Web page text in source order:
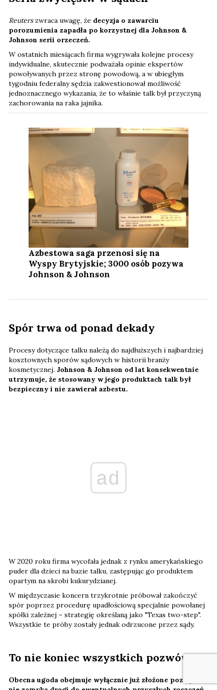
Reuters zwraca uwagę, że decyzja o zawarciu
porozumienia zapadła po korzystnej dla Johnson &
Johnson serii orzeczeń.
W ostatnich miesiącach firma wygrywała kolejne procesy
indywidualne, skutecznie podważała opinie ekspertów
powoływanych przez stronę powodową, a w ubiegłym
tygodniu federalny sędzia zakwestionował możliwość
jednoznacznego wykazania, że to właśnie talk był przyczyną
zachorowania na raka jajnika.
Azbestowa saga przenosi się na
Wyspy Brytyjskie; 3000 osób pozywa
Johnson & Johnson
Spór trwa od ponad dekady
Procesy dotyczące talku należą do najdłuższych i najbardziej
kosztownych sporów sądowych w historii branży
kosmetycznej. Johnson & Johnson od lat konsekwentnie
utrzymuje, że stosowany w jego produktach talk był
bezpieczny i nie zawierał azbestu.
ad
W 2020 roku firma wycofała jednak z rynku amerykańskiego
puder dla dzieci na bazie talku, zastępując go produktem
opartym na skrobi kukurydzianej.
W międzyczasie koncern trzykrotnie próbował zakończyć
spór poprzez procedurę upadłościową specjalnie powołanej
spółki zależnej – strategię określaną jako "Texas two-step".
Wszystkie te próby zostały jednak odrzucone przez sądy.
To nie koniec wszystkich pozwów
Obecna ugoda obejmuje wyłącznie już złożone pozwy i